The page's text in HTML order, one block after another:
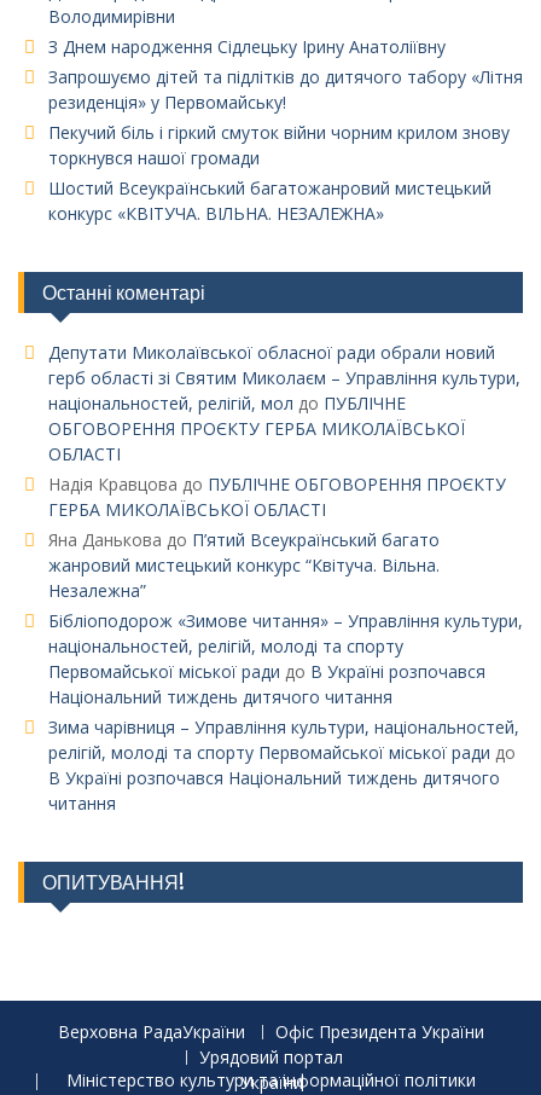
Володимирівни
З Днем народження Сідлецьку Ірину Анатоліївну
Запрошуємо дітей та підлітків до дитячого табору «Літня
резиденція» у Первомайську!
Пекучий біль і гіркий смуток війни чорним крилом знову
торкнувся нашої громади
Шостий Всеукраїнський багатожанровий мистецький
конкурс «КВІТУЧА. ВІЛЬНА. НЕЗАЛЕЖНА»
Останні коментарі
Депутати Миколаївської обласної ради обрали новий
герб області зі Святим Миколаєм – Управління культури,
національностей, релігій, мол до ПУБЛІЧНЕ
ОБГОВОРЕННЯ ПРОЄКТУ ГЕРБА МИКОЛАЇВСЬКОЇ
ОБЛАСТІ
Надія Кравцова до ПУБЛІЧНЕ ОБГОВОРЕННЯ ПРОЄКТУ
ГЕРБА МИКОЛАЇВСЬКОЇ ОБЛАСТІ
Яна Данькова до П’ятий Всеукраїнський багато
жанровий мистецький конкурс “Квітуча. Вільна.
Незалежна”
Бібліоподорож «Зимове читання» – Управління культури,
національностей, релігій, молоді та спорту
Первомайської міської ради до В Україні розпочався
Національний тиждень дитячого читання
Зима чарівниця – Управління культури, національностей,
релігій, молоді та спорту Первомайської міської ради до
В Україні розпочався Національний тиждень дитячого
читання
ОПИТУВАННЯ!
Верховна РадаУкраїни
Офіс Президента України
Урядовий портал
Міністерство культури та інформаційної політики України